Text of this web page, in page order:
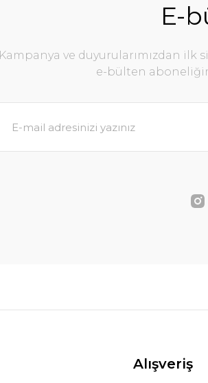
E-
Kampanya ve duyurularımızdan
e-bülten
Alışveriş